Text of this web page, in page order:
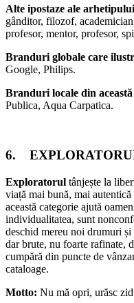
Alte ipostaze ale
gânditor, filozof,
profesor, mentor, profesor,
Branduri globale care
Google, Philips.
Branduri locale din
Publica, Aqua Carpatica.
6.
Exploratorul tânjește la
viață mai bună, mai
această categorie ajută
individualitatea, sunt
deschid mereu noi drumuri
dar brute, nu foarte rafinate,
cumpără din puncte de
cataloage.
Motto: Nu mă opri, urăsc